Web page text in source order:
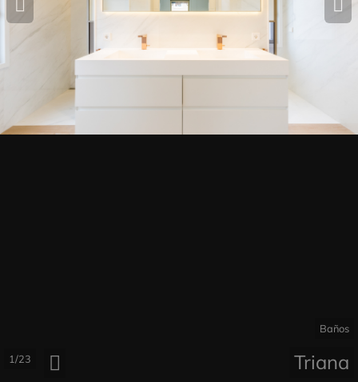
Baños
Triana
1/23